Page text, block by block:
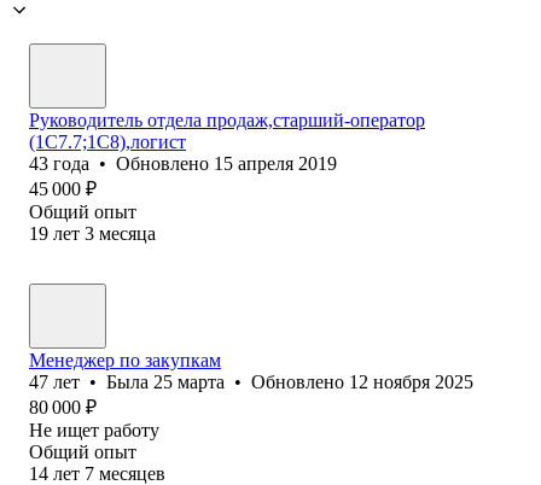
Руководитель отдела продаж,старший-оператор
(1С7.7;1С8),логист
43 года • Обновлено 15 апреля 2019
45 000 ₽
Общий опыт
19 лет 3 месяца
Менеджер по закупкам
47 лет • Была 25 марта • Обновлено 12 ноября 2025
80 000 ₽
Не ищет работу
Общий опыт
14 лет 7 месяцев